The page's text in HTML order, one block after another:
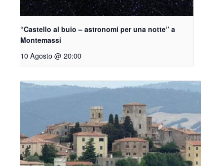
“Castello al buio – astronomi per una notte” a
Montemassi
10 Agosto @ 20:00